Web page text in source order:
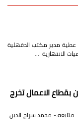
مدير مكتب الدقهلية
الانتهازية ا…
بقطاع الاعمال تخرج
متابعه:- محمد سراج الدين